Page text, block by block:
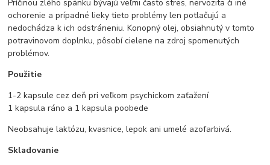
Príčinou zlého spánku bývajú veľmi často stres, nervozita či iné
ochorenie a prípadné lieky tieto problémy len potlačujú a
nedochádza k ich odstráneniu. Konopný olej, obsiahnutý v tomto
potravinovom doplnku, pôsobí cielene na zdroj spomenutých
problémov.
Použitie
1-2 kapsule cez deň pri veľkom psychickom zaťažení
1 kapsula ráno a 1 kapsula poobede
Neobsahuje laktózu, kvasnice, lepok ani umelé azofarbivá.
Skladovanie